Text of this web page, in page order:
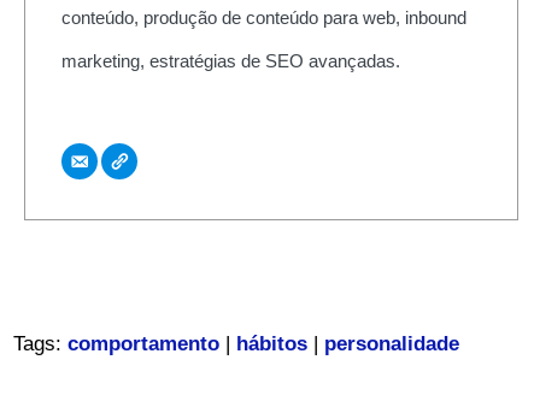
conteúdo, produção de conteúdo para web, inbound
marketing, estratégias de SEO avançadas.
Tags: comportamento| hábitos| personalidade